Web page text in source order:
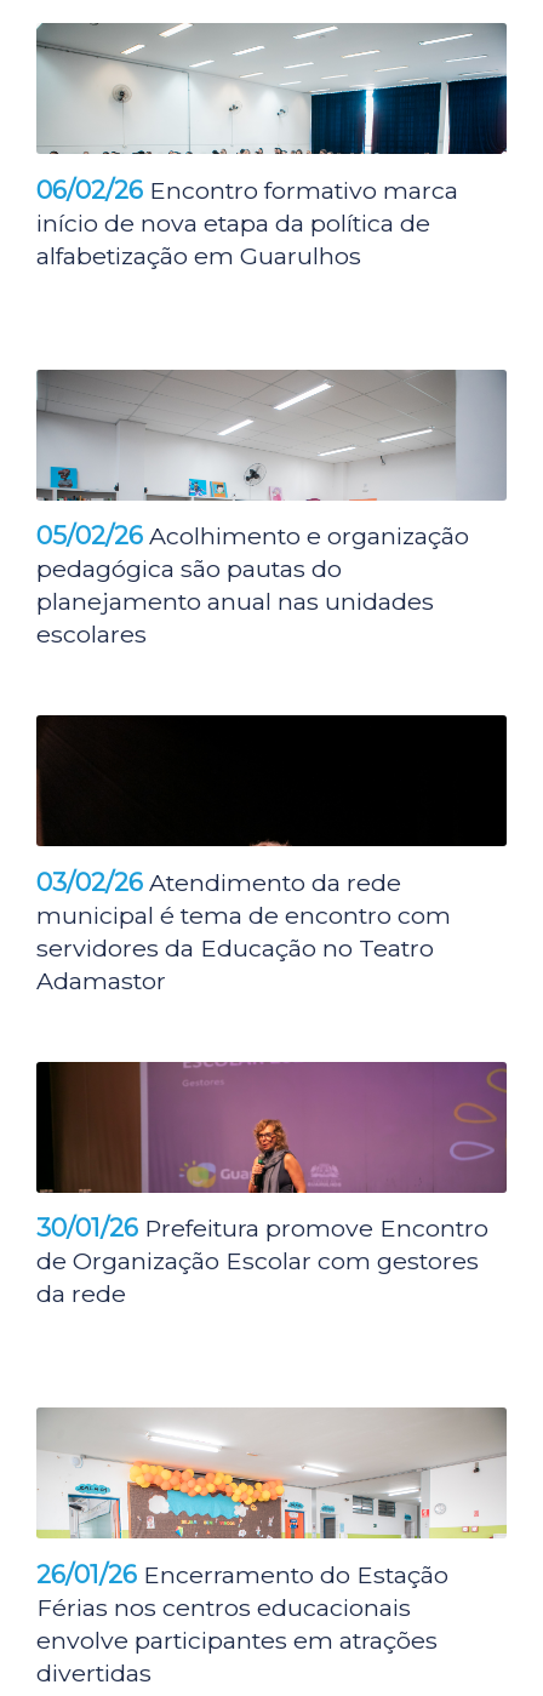
06/02/26 Encontro formativo marca
início de nova etapa da política de
alfabetização em Guarulhos
05/02/26 Acolhimento e organização
pedagógica são pautas do
planejamento anual nas unidades
escolares
03/02/26 Atendimento da rede
municipal é tema de encontro com
servidores da Educação no Teatro
Adamastor
30/01/26 Prefeitura promove Encontro
de Organização Escolar com gestores
da rede
26/01/26 Encerramento do Estação
Férias nos centros educacionais
envolve participantes em atrações
divertidas